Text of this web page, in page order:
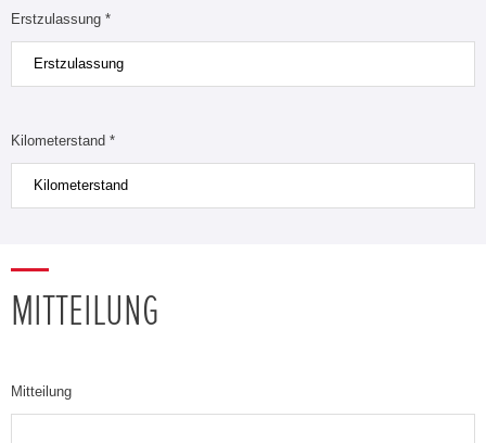
Erstzulassung *
Kilometerstand *
MITTEILUNG
Mitteilung